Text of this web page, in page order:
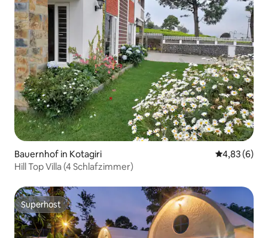
Bauernhof in Kotagiri
4,83 (6)
Hill Top Villa (4 Schlafzimmer)
Superhost
Superhost